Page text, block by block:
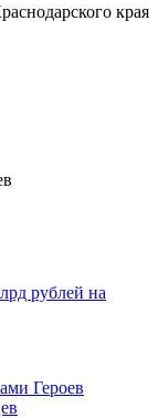
края
рублей на
Героев